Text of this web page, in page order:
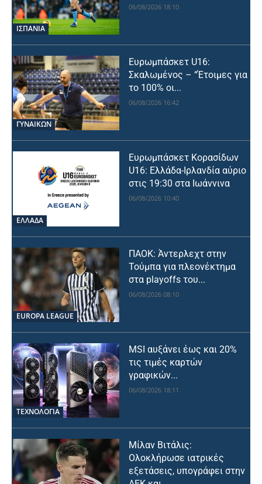
ΙΣΠΑΝΙΑ
06/08/2026 18:10
ΓΥΝΑΙΚΩΝ
Ευρωμπάσκετ U16:
Σκαλωμένος – “Έτοιμες για
το 100% οι...
06/08/2026 16:42
ΕΛΛΑΔΑ
Ευρωμπάσκετ Κορασίδων
U16: Ελλάδα-Ιρλανδία αύριο
στις 19:30 στα Ιωάννινα
06/08/2026 10:40
EUROPA LEAGUE
ΠΑΟΚ: Άντερλεχτ στην
Τούμπα για πλεονέκτημα
στα playoffs του...
06/08/2026 08:10
ΤΕΧΝΟΛΟΓΙΑ
MSI αυξάνει έως και 20%
τις τιμές καρτών
γραφικών...
06/08/2026 18:11
Μίλαν Βιτάλις:
Ολοκλήρωσε ιατρικές
εξετάσεις, υπογράφει στην